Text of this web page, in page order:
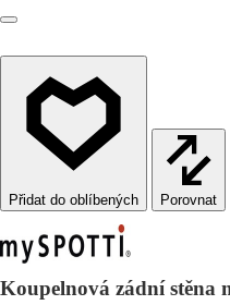
Porovnat
Koupelnová zádní stěna